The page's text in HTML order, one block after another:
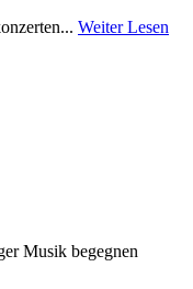
Weiter Lesen
Musik begegnen